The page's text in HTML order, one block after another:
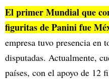
El primer Mundial que
figuritas de Panini fue
empresa tuvo presencia en
disputadas. Actualmente,
países, con el apoyo de 12